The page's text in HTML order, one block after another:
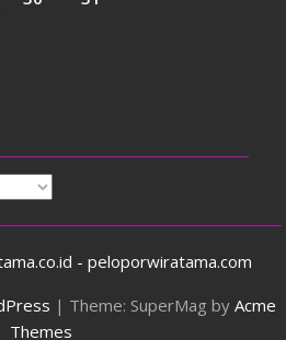
- peloporwiratama.com
| Theme: SuperMag by Acme
Themes